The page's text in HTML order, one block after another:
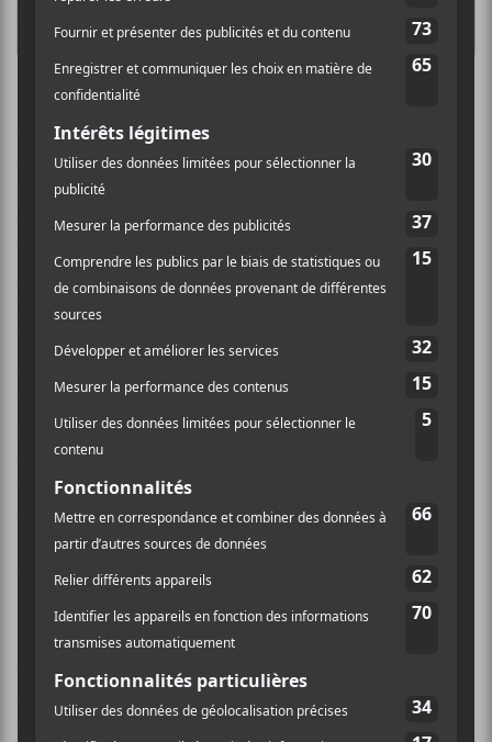
En toute intimité
Au milieu du parterre, une plateforme circulaire avait
été installée. Un petit podium qui permit de créer une
proximité entre la chanteuse et son public — une
combinaison tout à fait gagnante — puisqu’un
véritable dialogue s’est installé rapidement entre les
gens et elle. Aucune pudeur : on proclame
l’anniversaire de tel ou telle dans la foule, on l’invite à
BBQ . De toute évidence, un lien s’est tissé au fil
des années entre l’interprète et ses fans, ce qui lui
donne la confiance nécessaire pour se placer de façon
plutôt vulnérable dans ce type de performance, où elle
est totalement encerclée par l’auditoire. Rivée
quelques pieds plus hauts que nous, la chanteuse a
commencé par une version épurée du morceau
Century (Pleasure,2017),pour ensuite puiser dans
tout le reste de son catalogue.
Sa voix porte, il y a une douceur qui en émane, mais
également une puissance qui prend le dessus sur la
salle. Muets, tout le monde au parterre (étant donné
que le balcon était fermé, sauf pour les médias, à la